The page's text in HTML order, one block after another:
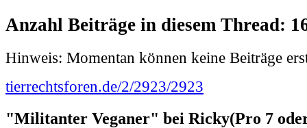
Anzahl Beiträge in diesem Thread:
Hinweis: Momentan können keine Beiträge
tierrechtsforen.de/2/2923/2923
"Militanter Veganer" bei Ricky(Pro 7